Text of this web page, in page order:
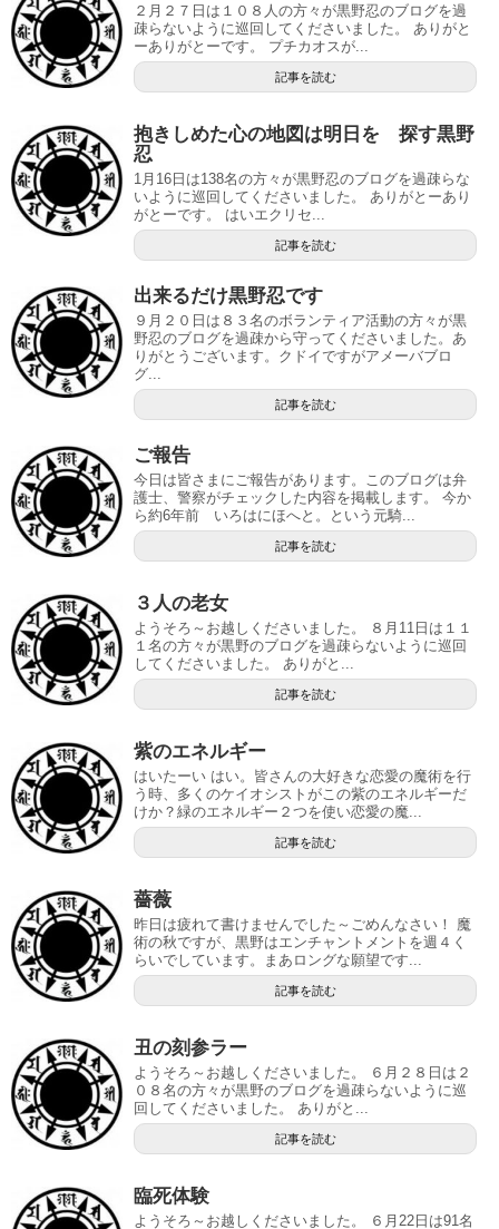
２月２７日は１０８人の方々が黒野忍のブログを過
疎らないように巡回してくださいました。 ありがと
ーありがとーです。 プチカオスが...
記事を読む
抱きしめた心の地図は明日を 探す黒野
忍
1月16日は138名の方々が黒野忍のブログを過疎らな
いように巡回してくださいました。 ありがとーあり
がとーです。 はいエクリセ...
記事を読む
出来るだけ黒野忍です
９月２０日は８３名のボランティア活動の方々が黒
野忍のブログを過疎から守ってくださいました。あ
りがとうございます。クドイですがアメーバブロ
グ...
記事を読む
ご報告
今日は皆さまにご報告があります。このブログは弁
護士、警察がチェックした内容を掲載します。 今か
ら約6年前 いろはにほへと。という元騎...
記事を読む
３人の老女
ようそろ～お越しくださいました。 ８月11日は１１
１名の方々が黒野のブログを過疎らないように巡回
してくださいました。 ありがと...
記事を読む
紫のエネルギー
はいたーい はい。皆さんの大好きな恋愛の魔術を行
う時、多くのケイオシストがこの紫のエネルギーだ
けか？緑のエネルギー２つを使い恋愛の魔...
記事を読む
薔薇
昨日は疲れて書けませんでした～ごめんなさい！ 魔
術の秋ですが、黒野はエンチャントメントを週４く
らいでしています。まあロングな願望です...
記事を読む
丑の刻参ラー
ようそろ～お越しくださいました。 ６月２８日は２
０８名の方々が黒野のブログを過疎らないように巡
回してくださいました。 ありがと...
記事を読む
臨死体験
ようそろ～お越しくださいました。 ６月22日は91名